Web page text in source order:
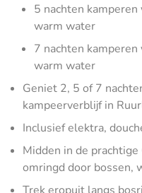
5 nachten
warm water
7 nachten
warm water
Geniet 2, 5 of 7
kampeerverblijf in
Inclusief elektra,
Midden in de
omringd door bossen,